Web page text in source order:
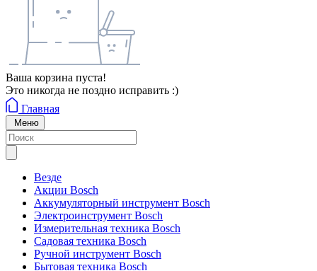
Ваша корзина пуста!
Это никогда не поздно исправить :)
Главная
Меню
Везде
Акции Bosch
Аккумуляторный инструмент Bosch
Электроинструмент Bosch
Измерительная техника Bosch
Садовая техника Bosch
Ручной инструмент Bosch
Бытовая техника Bosch